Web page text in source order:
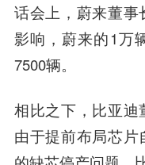
话会上，蔚来董事
影响，蔚来的1万
7500辆。
相比之下，比亚迪
由于提前布局芯